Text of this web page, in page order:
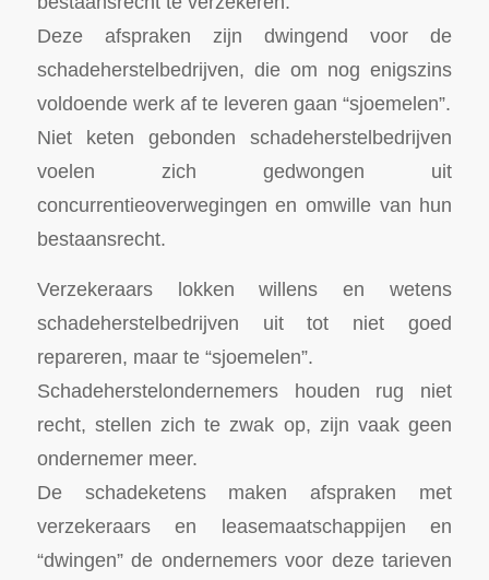
Deze afspraken zijn dwingend voor de
schadeherstelbedrijven, die om nog enigszins
voldoende werk af te leveren gaan “sjoemelen”.
Niet keten gebonden schadeherstelbedrijven
voelen zich gedwongen uit
concurrentieoverwegingen en omwille van hun
bestaansrecht.
Verzekeraars lokken willens en wetens
schadeherstelbedrijven uit tot niet goed
repareren, maar te “sjoemelen”.
Schadeherstelondernemers houden rug niet
recht, stellen zich te zwak op, zijn vaak geen
ondernemer meer.
De schadeketens maken afspraken met
verzekeraars en leasemaatschappijen en
“dwingen” de ondernemers voor deze tarieven